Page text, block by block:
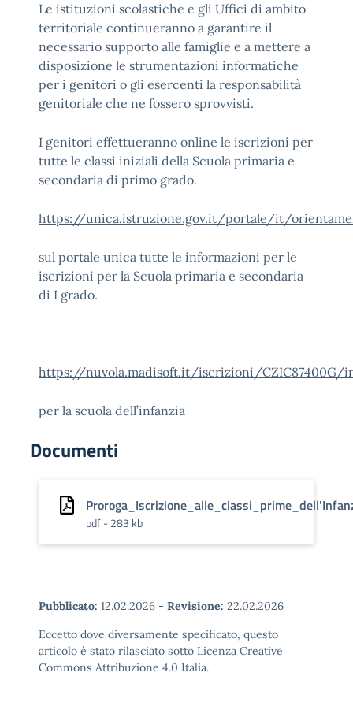
Le istituzioni scolastiche e gli Uffici di ambito
territoriale continueranno a garantire il
necessario supporto alle famiglie e a mettere a
disposizione le strumentazioni informatiche
per i genitori o gli esercenti la responsabilità
genitoriale che ne fossero sprovvisti.
I genitori effettueranno online le iscrizioni per
tutte le classi iniziali della Scuola primaria e
secondaria di primo grado.
https://unica.istruzione.gov.it/portale/it/
sul portale unica tutte le informazioni per le
iscrizioni per la Scuola primaria e secondaria
di I grado.
https://nuvola.madisoft.it/iscrizioni/CZIC87400G/
per la scuola dell’infanzia
Documenti
pdf - 283 kb
Pubblicato: 12.02.2026 - Revisione: 22.02.2026
Eccetto dove diversamente specificato, questo
articolo è stato rilasciato sotto Licenza Creative
Commons Attribuzione 4.0 Italia.